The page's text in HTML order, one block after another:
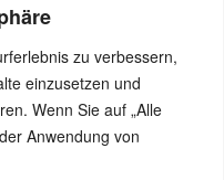
zu verbessern,
einzusetzen und
Wenn Sie auf „Alle
Anwendung von
von WordPress